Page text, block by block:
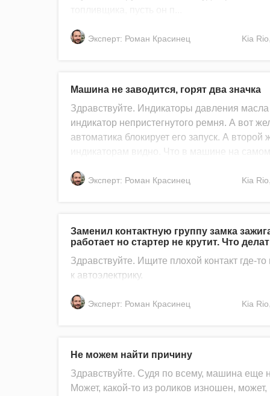
Эксперт: Роман Красинец Kia Rio
Машина не заводится, горят два значка
Здравствуйте. Индикаторы давления масла
индикатор непристегнутого ремня. А вот
автоматика блокирует его запуск. А
индикаторам видно. Что в машине на
Эксперт: Роман Красинец Kia Rio
Заменил контактную группу замка
работает но стартер не крутит. Что
Здравствуйте. Ищите плохой контакт где-
к автоэлектрику.
Эксперт: Роман Красинец Kia Rio
Не можем найти причину
Здравствуйте. Судя по всему, машина еще
Может, какой-то из роликов изношен,